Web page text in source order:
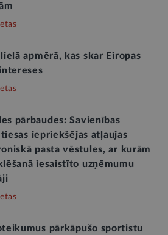
apmērā, kas skar Eiropas
pārbaudes: Savienības
iepriekšējas atļaujas
pasta vēstules, ar kurām
iesaistīto uzņēmumu
pārkāpušo sportistu